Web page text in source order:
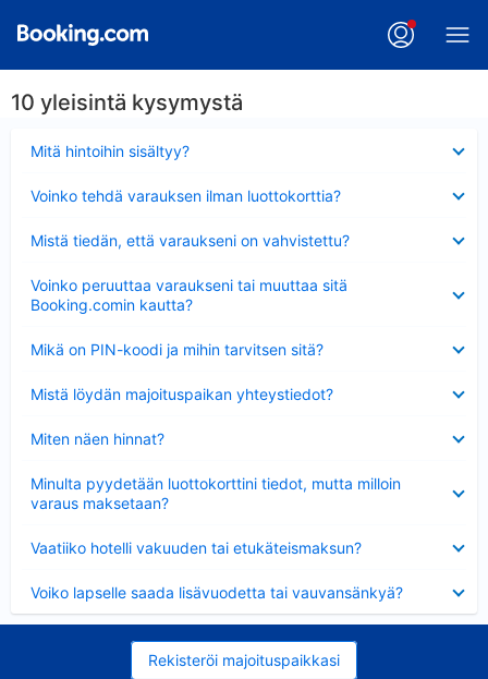
10 yleisintä kysymystä
Mitä hintoihin sisältyy?
Voinko tehdä varauksen ilman luottokorttia?
Mistä tiedän, että varaukseni on vahvistettu?
Voinko peruuttaa varaukseni tai muuttaa sitä
Booking.comin kautta?
Mikä on PIN-koodi ja mihin tarvitsen sitä?
Mistä löydän majoituspaikan yhteystiedot?
Miten näen hinnat?
Minulta pyydetään luottokorttini tiedot, mutta milloin
varaus maksetaan?
Vaatiiko hotelli vakuuden tai etukäteismaksun?
Voiko lapselle saada lisävuodetta tai vauvansänkyä?
Rekisteröi majoituspaikkasi